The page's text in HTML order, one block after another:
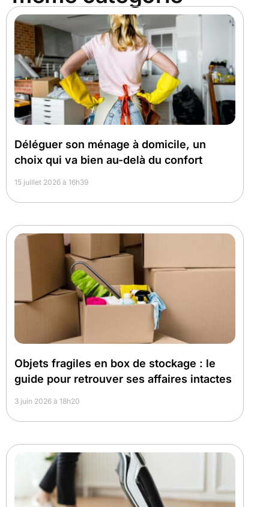
Déléguer son ménage à domicile, un
choix qui va bien au-delà du confort
15 juillet 2026 à 16h39
Objets fragiles en box de stockage : le
guide pour retrouver ses affaires intactes
3 juin 2026 à 18h20